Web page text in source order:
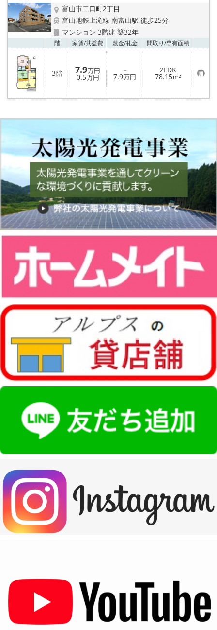
富山市二口町2丁目
富山地鉄上滝線 南富山駅 徒歩25分
マンション 3階建 築32年
階 家賃/共益費 敷金/礼金 間取り/専有面積
3階 7.9万円
0.5万円
－
7.9万円
2LDK
78.15m² お
気
に
入
録